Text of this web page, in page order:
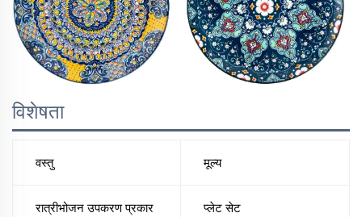
विशेषता
वस्तु मूल्य
रात्रीभोजन उपकरण प्रकार प्लेट सेट